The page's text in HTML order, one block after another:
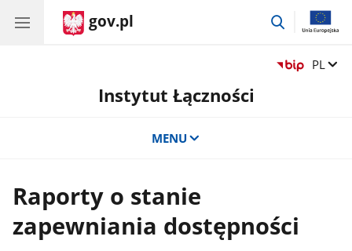
gov.pl
przejdź
Zmień
PL
Instytut Łączności
MENU
Raporty o stanie
zapewniania dostępności